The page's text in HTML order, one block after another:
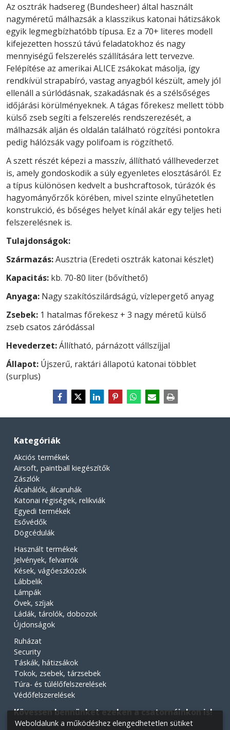
Az osztrák hadsereg (Bundesheer) által használt
nagyméretű málhazsák a klasszikus katonai hátizsákok
egyik legmegbízhatóbb típusa. Ez a 70+ literes modell
kifejezetten hosszú távú feladatokhoz és nagy
mennyiségű felszerelés szállítására lett tervezve.
Felépítése az amerikai ALICE zsákokat másolja, így
rendkívül strapabíró, vastag anyagból készült, amely jól
ellenáll a súrlódásnak, szakadásnak és a szélsőséges
időjárási körülményeknek. A tágas főrekesz mellett több
külső zseb segíti a felszerelés rendszerezését, a
málhazsák alján és oldalán található rögzítési pontokra
pedig hálózsák vagy polifoam is rögzíthető.
A szett részét képezi a masszív, állítható vállhevederzet
is, amely gondoskodik a súly egyenletes elosztásáról. Ez
a típus különösen kedvelt a bushcraftosok, túrázók és
hagyományőrzők körében, mivel szinte elnyűhetetlen
konstrukció, és bőséges helyet kínál akár egy teljes heti
felszerelésnek is.
Tulajdonságok:
Származás:Ausztria (Eredeti osztrák katonai készlet)
Kapacitás: kb. 70-80 liter (bővíthető)
Anyaga: Nagy szakítószilárdságú, vízlepergető anyag
Zsebek: 1 hatalmas főrekesz + 3 nagy méretű külső
zseb csatos záródással
Hevederzet:Állítható, párnázott vállszíjjal
Állapot: Újszerű, raktári állapotú katonai többlet
(surplus)
Kategóriák
Akciós termékek
Airsoft, paintball kiegészítők
Zászlók
Álcahálók, álcaruhák
Katonai régiségek, relikviák
Egyedi termékek
Esővédők
Dögcédulák
Használt termékek
Jelvények, felvarrók
Kések, vágóeszközök
Lábbelik
Lámpák
Övek, szíjak
Ládák, tárolók, dobozok
Újdonságok
Ruházat
Security
Táskák, hátizsákok
Tokok, zsebek, tárzsebek
Túra- és túlélőfelszerelések
Védőfelszerelések
Kövessen bennünket ezeken a csatornáinkon is!
Weboldalunk a működéshez elengedhetetlen sütiket